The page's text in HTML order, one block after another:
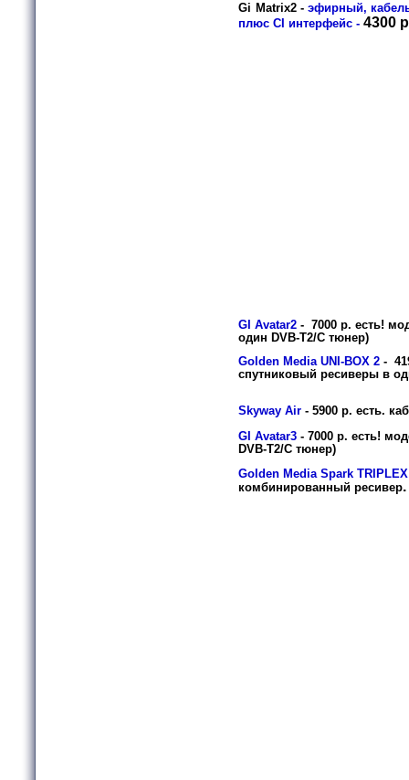
Gi Matrix2 - эфирный,
плюс CI интерфейс - 4300
GI Avatar2 - 7000 р. есть!
один DVB-T2/C тюнер)
Golden Media UNI-BOX 2 -
спутниковый ресиверы в
Skyway Air - 5900 р. есть.
GI Avatar3 - 7000 р. есть!
DVB-T2/C тюнер)
Golden Media Spark TRIPLEX
комбинированный ресивер.